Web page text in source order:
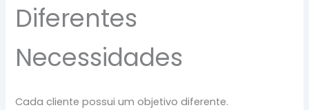
Diferentes
Necessidades
Cada cliente possui um objetivo diferente.